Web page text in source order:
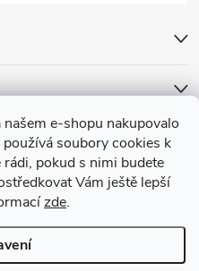
e-shopu nakupovalo
soubory cookies k
pokud s nimi budete
Vám ještě lepší
zde.